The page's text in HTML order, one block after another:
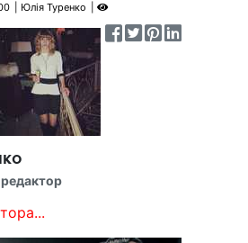
Юлія Туренко